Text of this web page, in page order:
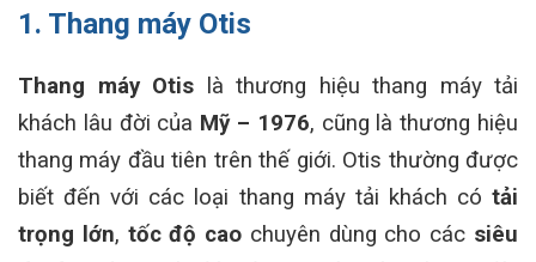
1. Thang máy Otis
Thang máy Otis
là thương hiệu thang máy tải
khách lâu đời của Mỹ – 1976, cũng là thương hiệu
thang máy đầu tiên trên thế giới. Otis thường được
biết đến với các loại thang máy tải khách có tải
trọng lớn, tốc độ cao chuyên dùng cho các siêu